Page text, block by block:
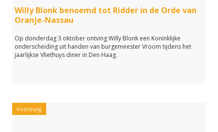
Willy Blonk benoemd tot Ridder in de Orde van
Oranje-Nassau
Op donderdag 3 oktober ontving Willy Blonk een Koninklijke
onderscheiding uit handen van burgemeester Vroom tijdens het
jaarlijkse Vliethuys diner in Den Haag.
Voorburg